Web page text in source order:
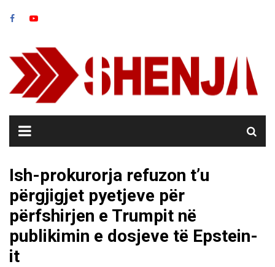
Ish-prokurorja refuzon t’u
përgjigjet pyetjeve për
përfshirjen e Trumpit në
publikimin e dosjeve të Epstein-
it